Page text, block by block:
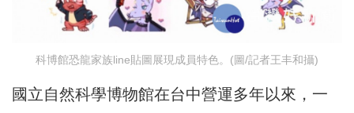
科博館恐龍家族line貼圖展現成員特色。(圖/記者王丰和攝)
國立自然科學博物館在台中營運多年以來，一